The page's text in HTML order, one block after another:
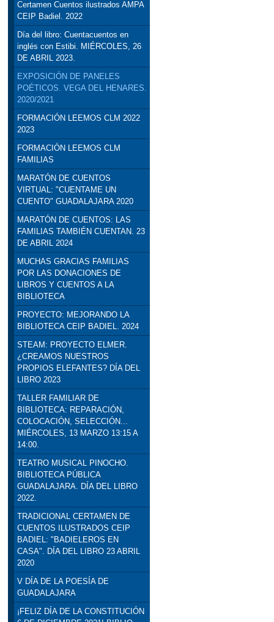
Certamen Cuentos ilustrados AMPA
CEIP Badiel. 2022
Día del libro: Cuentacuentos en
inglés con Estibi. MIÉRCOLES, 26
DE ABRIL 2023.
EXPOSICIÓN DE PANELES
POÉTICOS. VEGA DEL HENARES.
2020/2021
FORMACIÓN LEEMOS CLM 2022
2023
FORMACIÓN LEEMOS CLM
FAMILIAS
MARATÓN DE CUENTOS
VIRTUAL: "CUENTAME UN
CUENTO" GUADALAJARA 2020
MARATÓN DE CUENTOS: LAS
FAMILIAS TAMBIÉN CUENTAN. 23
DE ABRIL 2024
MUCHAS GRACIAS FAMILIAS
POR LAS DONACIONES DE
LIBROS Y CUENTOS A LA
BIBLIOTECA
PROYECTO: MEJORANDO LA
BIBLIOTECA CEIP BADIEL. 2024
STEAM: PROYECTO ELMER.
¿CREAMOS NUESTROS
PROPIOS ELEFANTES? DÍA DEL
LIBRO 2023
TALLER FAMILIAR DE
BIBLIOTECA: REPARACIÓN,
COLOCACIÓN, SELECCIÓN...
MIÉRCOLES, 13 MARZO 13:15 A
14:00.
TEATRO MUSICAL PINOCHO.
BIBLIOTECA PÚBLICA
GUADALAJARA. DÍA DEL LIBRO
2022.
TRADICIONAL CERTAMEN DE
CUENTOS ILUSTRADOS CEIP
BADIEL: "BADIELEROS EN
CASA". DÍA DEL LIBRO 23 ABRIL
2020
V DÍA DE LA POESÍA DE
GUADALAJARA
¡FELIZ DÍA DE LA CONSTITUCIÓN